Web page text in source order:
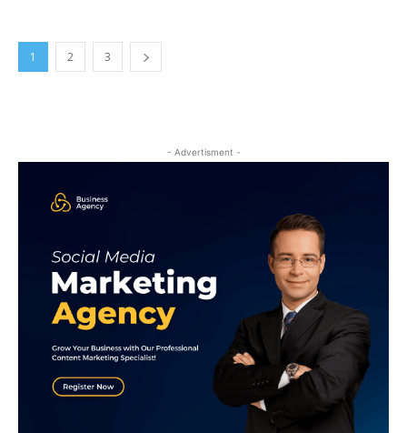
1 2 3
- Advertisment -